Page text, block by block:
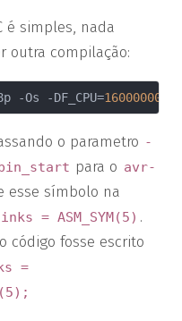
é simples, nada
outra compilação:
-Os -DF_CPU=
16000000
o parametro -
para o avr-
esse símbolo na
= ASM_SYM(5) .
código fosse escrito
=